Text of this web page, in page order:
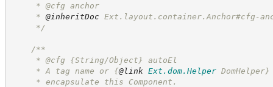
* @cfg anchor
* @inheritDoc Ext.layout.container.Anchor#cfg-
*/
/**
* @cfg {String/Object} autoEl
* A tag name or {@link Ext.dom.Helper DomHelper}
* encapsulate this Component.